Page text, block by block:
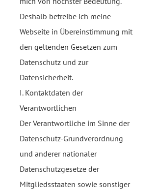
Deshalb betreibe ich meine
Webseite in Übereinstimmung mit
den geltenden Gesetzen zum
Datenschutz und zur
Datensicherheit.
I. Kontaktdaten der
Verantwortlichen
Der Verantwortliche im Sinne der
Datenschutz-Grundverordnung
und anderer nationaler
Datenschutzgesetze der
Mitgliedsstaaten sowie sonstiger